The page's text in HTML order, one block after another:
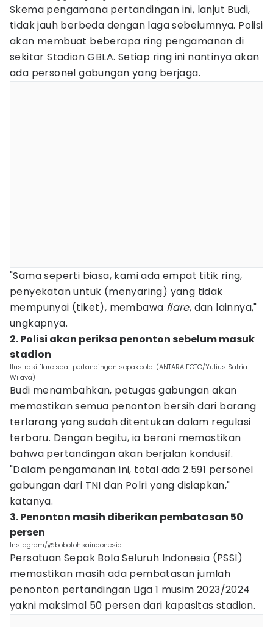
Skema pengamana pertandingan ini, lanjut Budi,
tidak jauh berbeda dengan laga sebelumnya. Polisi
akan membuat beberapa ring pengamanan di
sekitar Stadion GBLA. Setiap ring ini nantinya akan
ada personel gabungan yang berjaga.
"Sama seperti biasa, kami ada empat titik ring,
penyekatan untuk (menyaring) yang tidak
mempunyai (tiket), membawa flare, dan lainnya,"
ungkapnya.
2. Polisi akan periksa penonton sebelum masuk
stadion
Ilustrasi flare saat pertandingan sepakbola. (ANTARA FOTO/Yulius Satria
Wijaya)
Budi menambahkan, petugas gabungan akan
memastikan semua penonton bersih dari barang
terlarang yang sudah ditentukan dalam regulasi
terbaru. Dengan begitu, ia berani memastikan
bahwa pertandingan akan berjalan kondusif.
"Dalam pengamanan ini, total ada 2.591 personel
gabungan dari TNI dan Polri yang disiapkan,"
katanya.
3. Penonton masih diberikan pembatasan 50
persen
Instagram/@bobotohsaindonesia
Persatuan Sepak Bola Seluruh Indonesia (PSSI)
memastikan masih ada pembatasan jumlah
penonton pertandingan Liga 1 musim 2023/2024
yakni maksimal 50 persen dari kapasitas stadion.